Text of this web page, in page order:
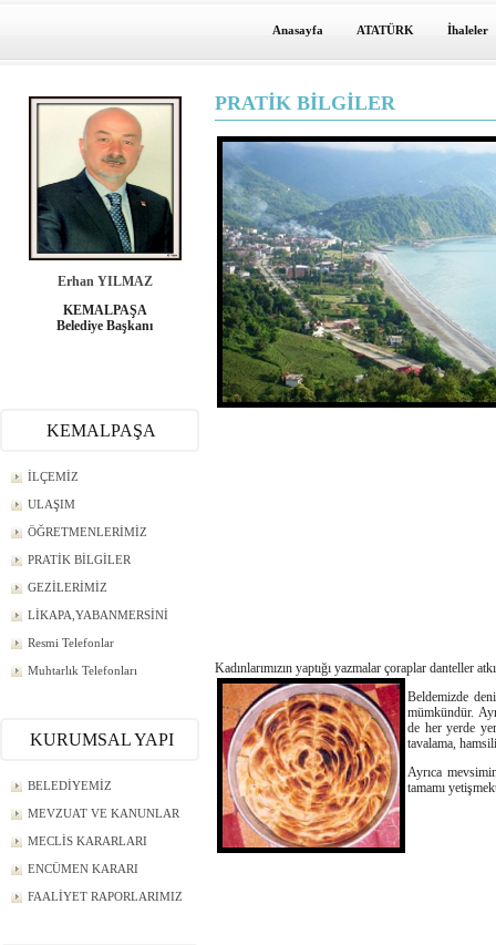
Anasayfa ATATÜRK İhaleler
Erhan YILMAZ
KEMALPAŞA
Belediye Başkanı
KEMALPAŞA
İLÇEMİZ
ULAŞIM
ÖĞRETMENLERİMİZ
PRATİK BİLGİLER
GEZİLERİMİZ
LİKAPA,YABANMERSİNİ
Resmi Telefonlar
Muhtarlık Telefonları
KURUMSAL YAPI
BELEDİYEMİZ
MEVZUAT VE KANUNLAR
MECLİS KARARLARI
ENCÜMEN KARARI
FAALİYET RAPORLARIMIZ
PRATİK BİLGİLER
Kadınlarımızın yaptığı yazmalar çoraplar danteller
Beldemizde
mümkündür.
de her yerde
tavalama,
Ayrıca
tamamı